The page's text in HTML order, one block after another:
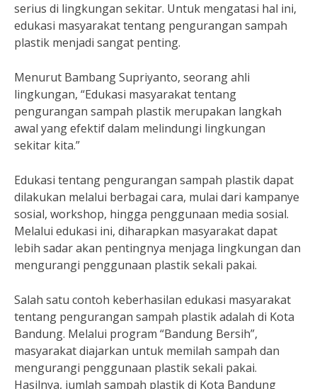
serius di lingkungan sekitar. Untuk mengatasi hal ini,
edukasi masyarakat tentang pengurangan sampah
plastik menjadi sangat penting.
Menurut Bambang Supriyanto, seorang ahli
lingkungan, “Edukasi masyarakat tentang
pengurangan sampah plastik merupakan langkah
awal yang efektif dalam melindungi lingkungan
sekitar kita.”
Edukasi tentang pengurangan sampah plastik dapat
dilakukan melalui berbagai cara, mulai dari kampanye
sosial, workshop, hingga penggunaan media sosial.
Melalui edukasi ini, diharapkan masyarakat dapat
lebih sadar akan pentingnya menjaga lingkungan dan
mengurangi penggunaan plastik sekali pakai.
Salah satu contoh keberhasilan edukasi masyarakat
tentang pengurangan sampah plastik adalah di Kota
Bandung. Melalui program “Bandung Bersih”,
masyarakat diajarkan untuk memilah sampah dan
mengurangi penggunaan plastik sekali pakai.
Hasilnya, jumlah sampah plastik di Kota Bandung